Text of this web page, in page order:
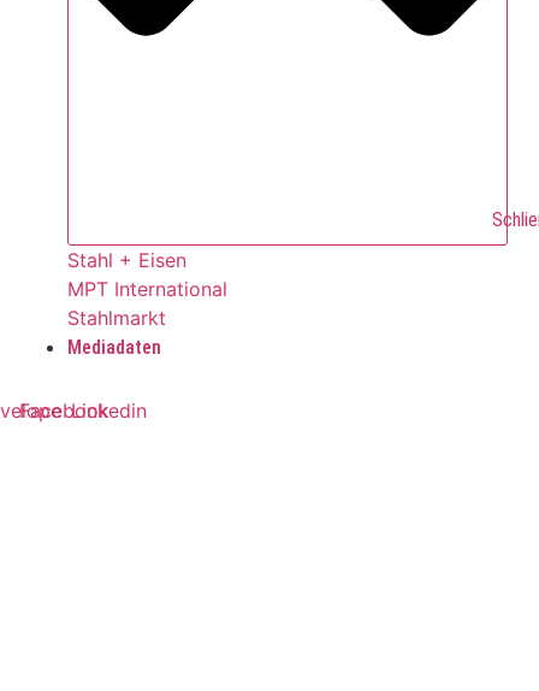
Stahl + Eisen
MPT International
Stahlmarkt
Mediadaten
FacebookLinkedin